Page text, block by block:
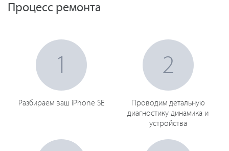
Процесс ремонта
1
Разбираем ваш iPhone SE
2
Проводим детальную
диагностику динамика и
устройства